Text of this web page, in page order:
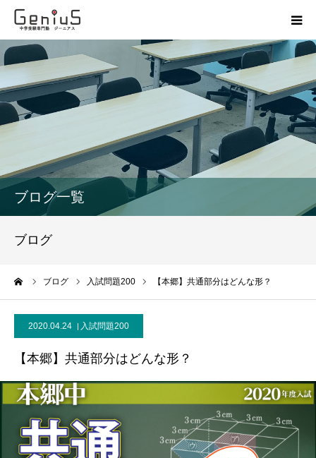
ブログ一覧
ブログ
ブログ 入試問題200 【本郷】共通部分はどんな形？
2020.04.24 入試問題200
【本郷】共通部分はどんな形？
授業
志望校別特訓
模試
お問い合わせ